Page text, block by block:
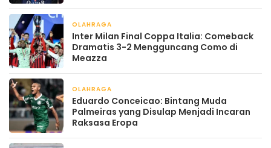
OLAHRAGA
Inter Milan Final Coppa Italia: Comeback
Dramatis 3-2 Mengguncang Como di
Meazza
OLAHRAGA
Eduardo Conceicao: Bintang Muda
Palmeiras yang Disulap Menjadi Incaran
Raksasa Eropa